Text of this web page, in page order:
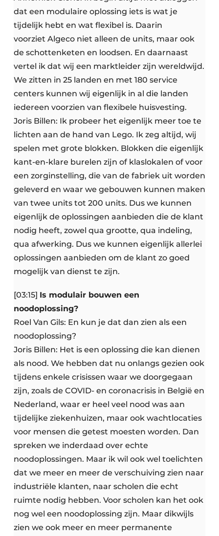
dat een modulaire oplossing iets is wat je
tijdelijk hebt en wat flexibel is. Daarin
voorziet Algeco niet alleen de units, maar ook
de schottenketen en loodsen. En daarnaast
vertel ik dat wij een marktleider zijn wereldwijd.
We zitten in 25 landen en met 180 service
centers kunnen wij eigenlijk in al die landen
iedereen voorzien van flexibele huisvesting.
Joris Billen: Ik probeer het eigenlijk meer toe te
lichten aan de hand van Lego. Ik zeg altijd, wij
spelen met grote blokken. Blokken die eigenlijk
kant-en-klare burelen zijn of klaslokalen of voor
een zorginstelling, die van de fabriek uit worden
geleverd en waar we gebouwen kunnen maken
van twee units tot 200 units. Dus we kunnen
eigenlijk de oplossingen aanbieden die de klant
nodig heeft, zowel qua grootte, qua indeling,
qua afwerking. Dus we kunnen eigenlijk allerlei
oplossingen aanbieden om de klant zo goed
mogelijk van dienst te zijn.
[03:15] Is modulair bouwen een
noodoplossing?
Roel Van Gils: En kun je dat dan zien als een
noodoplossing?
Joris Billen: Het is een oplossing die kan dienen
als nood. We hebben dat nu onlangs gezien ook
tijdens enkele crisissen waar we doorgegaan
zijn, zoals de COVID- en coronacrisis in België en
Nederland, waar er heel veel nood was aan
tijdelijke ziekenhuizen, maar ook wachtlocaties
voor mensen die getest moesten worden. Dan
spreken we inderdaad over echte
noodoplossingen. Maar ik wil ook wel toelichten
dat we meer en meer de verschuiving zien naar
industriële klanten, naar scholen die echt
ruimte nodig hebben. Voor scholen kan het ook
nog wel een noodoplossing zijn. Maar dikwijls
zien we ook meer en meer permanente